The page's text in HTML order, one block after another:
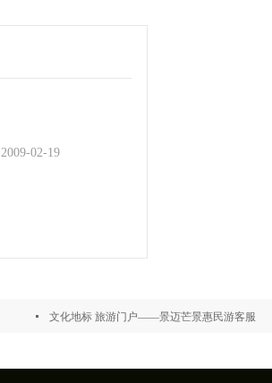
2009-02-19
文化地标 旅游门户――景迈芒景惠民游客服